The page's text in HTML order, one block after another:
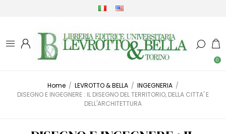
0
Home / LEVROTTO & BELLA / INGEGNERIA /
DISEGNO E INGEGNERE : IL DISEGNO DEL TERRITORIO, DELLA CITTA' E
DELL'ARCHITETTURA